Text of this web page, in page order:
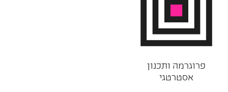
פרוגרמה ותכנון
אסטרטגי